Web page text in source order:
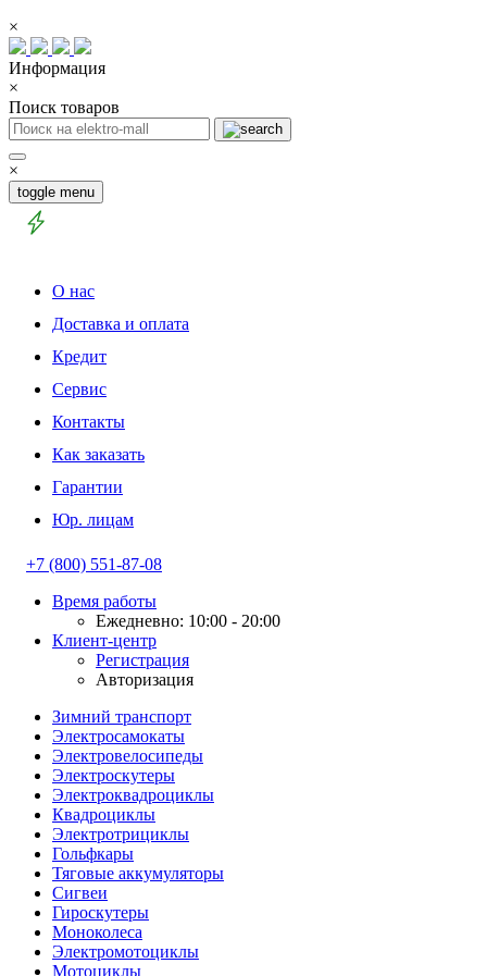
×
Информация
×
Поиск товаров
×
toggle menu
О нас
Доставка и оплата
Кредит
Сервис
Контакты
Как заказать
Гарантии
Юр. лицам
+7 (800) 551-87-08
Время работы
Ежедневно: 10:00 - 20:00
Клиент-центр
Регистрация
Авторизация
Зимний транспорт
Электросамокаты
Электровелосипеды
Электроскутеры
Электроквадроциклы
Квадроциклы
Электротрициклы
Гольфкары
Тяговые аккумуляторы
Сигвеи
Гироскутеры
Моноколеса
Электромотоциклы
Мотоциклы